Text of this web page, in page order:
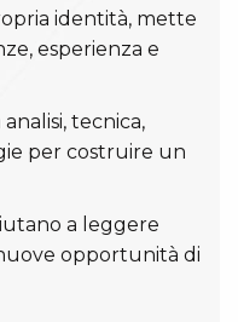
identità, mette
esperienza e
tecnica,
per costruire un
a leggere
opportunità di